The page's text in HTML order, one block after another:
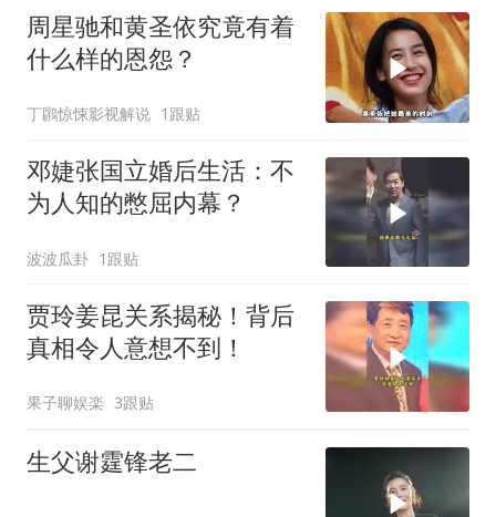
周星驰和黄圣依究竟有着
什么样的恩怨？
丁鸊惊悚影视解说 1跟贴
邓婕张国立婚后生活：不
为人知的憋屈内幕？
波波瓜卦 1跟贴
贾玲姜昆关系揭秘！背后
真相令人意想不到！
果子聊娱楽 3跟贴
生父谢霆锋老二